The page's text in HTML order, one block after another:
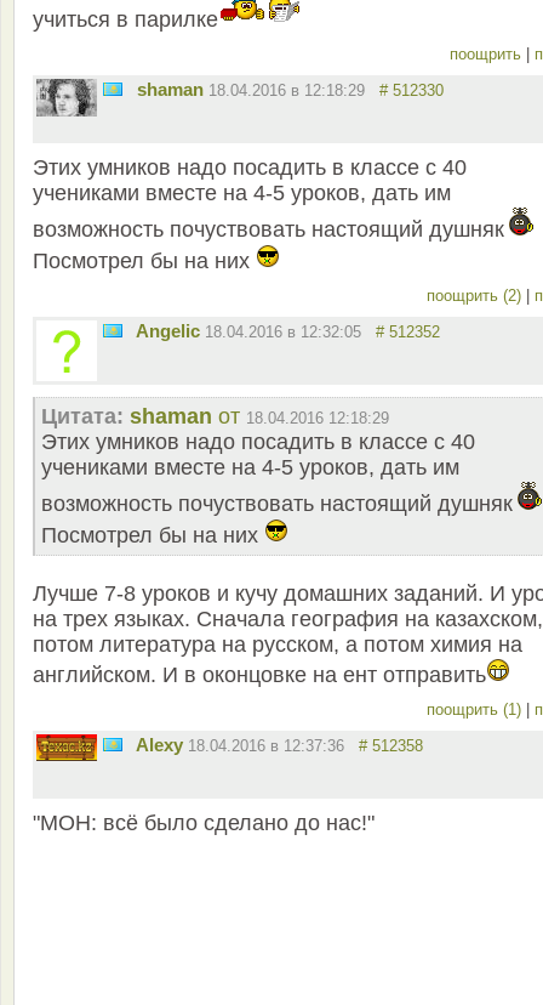
учиться в парилке
поощрить
shaman 18.04.2016 в 12:18:29 # 512330
Этих умников надо посадить в классе с 40
учениками вместе на 4-5 уроков, дать им
возможность почуствовать настоящий душняк
Посмотрел бы на них
поощрить (2)
Angelic 18.04.2016 в 12:32:05 # 512352
Цитата: shaman от 18.04.2016 12:18:29
Этих умников надо посадить в классе с 40
учениками вместе на 4-5 уроков, дать им
возможность почуствовать настоящий душняк
Посмотрел бы на них
Лучше 7-8 уроков и кучу домашних заданий. И
на трех языках. Сначала география на казахском,
потом литература на русском, а потом химия на
английском. И в оконцовке на ент отправить
поощрить (1)
Alexy 18.04.2016 в 12:37:36 # 512358
"МОН: всё было сделано до нас!"